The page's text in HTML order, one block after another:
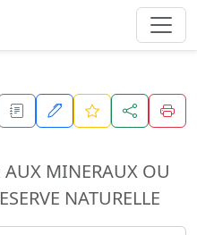
AUX MINERAUX OU
NATURELLE